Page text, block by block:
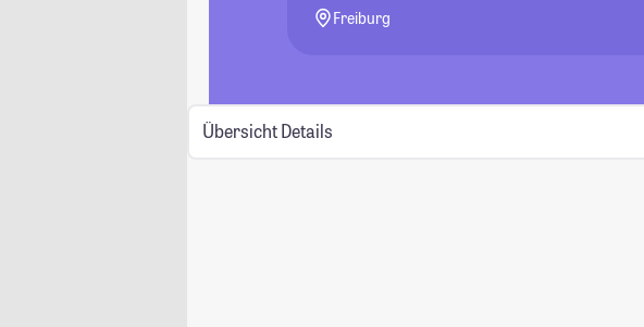
Freiburg
Übersicht Details